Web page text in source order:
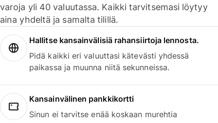
varoja yli 40 valuutassa. Kaikki tarvitsemasi löytyy
aina yhdeltä ja samalta tilillä.
Hallitse kansainvälisiä rahansiirtoja lennosta.
Pidä kaikki eri valuuttasi kätevästi yhdessä
paikassa ja muunna niitä sekunneissa.
Kansainvälinen pankkikortti
Sinun ei tarvitse enää koskaan murehtia